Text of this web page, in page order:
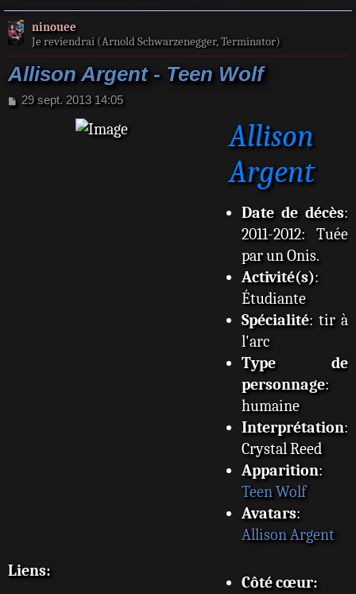
ninouee
Je reviendrai (Arnold Schwarzenegger, Terminator)
Allison Argent - Teen Wolf
M
29 sept. 2013 14:05
Allison
Argent
Date de décès:
2011-2012: Tuée
par un Onis.
Activité(s):
Étudiante
Spécialité: tir à
l'arc
Type de
personnage:
humaine
Interprétation:
Crystal Reed
Apparition:
Teen Wolf
Avatars:
Allison Argent
Liens:
Côté cœur: